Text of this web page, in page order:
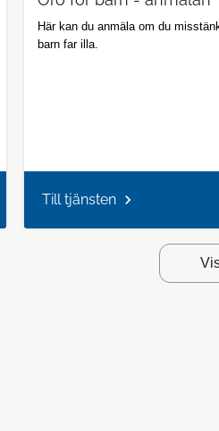
Här kan du anmäla om du
barn far illa.
Till tjänsten